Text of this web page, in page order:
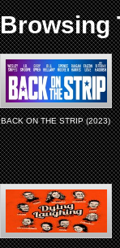
Browsing
BACK ON THE STRIP (2023)